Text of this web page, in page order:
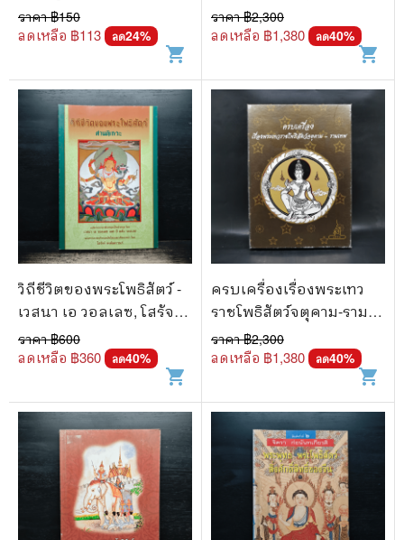
พระโสภณสมาธิคุณ
ราคา ฿150
ลดเหลือ ฿113 ลด24%
shopping_cart
เทพ
ราคา ฿2,300
ลดเหลือ ฿1,380 ลด40%
shopping_cart
วิถีชีวิตของพระโพธิสัตว์ -
เวสนา เอ วอลเลซ, โสรัจจ์
หงศ์ลดารมภ์
ราคา ฿600
ลดเหลือ ฿360 ลด40%
shopping_cart
ครบเครื่องเรื่องพระเทว
ราชโพธิสัตว์จตุคาม-ราม
เทพ Boxset
ราคา ฿2,300
ลดเหลือ ฿1,380 ลด40%
shopping_cart